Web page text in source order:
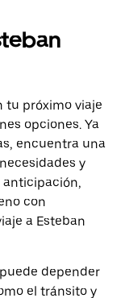
tu próximo viaje
opciones. Ya
encuentra una
y
anticipación,
con
a Esteban
depender
el tránsito y